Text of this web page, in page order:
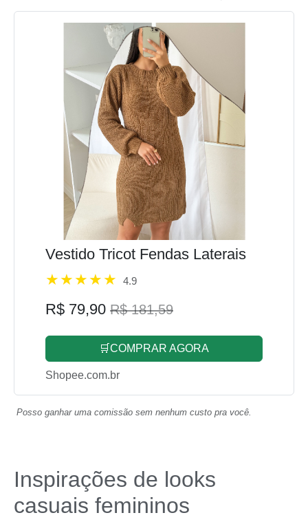
Vestido Tricot Fendas Laterais
4.9
R$ 79,90 R$ 181,59
🛒COMPRAR AGORA
Shopee.com.br
Posso ganhar uma comissão sem nenhum custo pra você.
Inspirações de looks
casuais femininos